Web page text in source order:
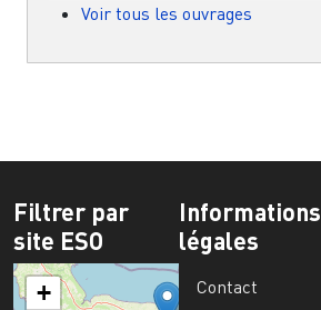
Voir tous les ouvrages
Filtrer par
site ESO
+
Informations
légales
Contact